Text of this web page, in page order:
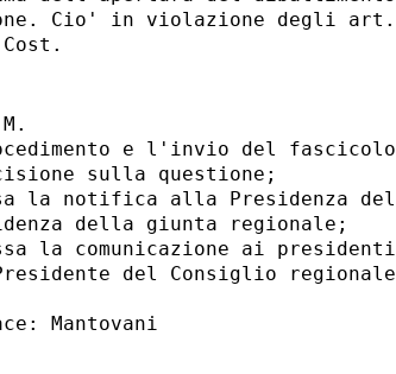
Cio' in violazione degli art.
e l'invio del fascicolo
sulla questione;
la notifica alla Presidenza del
della giunta regionale;
la comunicazione ai presidenti
del Consiglio regionale
Mantovani